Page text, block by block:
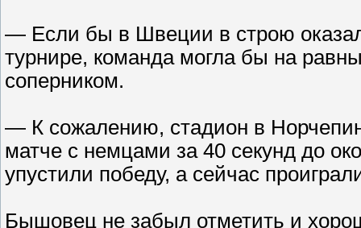
— Если бы в Швеции в строю
турнире, команда могла бы на
соперником.
— К сожалению, стадион в
матче с немцами за 40 секунд до
упустили победу, а сейчас
Бышовец не забыл отметить и